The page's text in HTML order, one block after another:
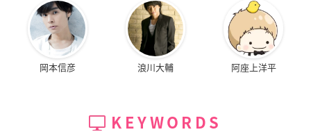
岡本信彦 浪川大輔 阿座上洋平
KEYWORDS